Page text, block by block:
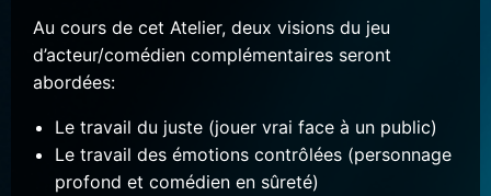
Au cours de cet Atelier, deux visions du jeu
d’acteur/comédien complémentaires seront
abordées:
Le travail du juste (jouer vrai face à un public)
Le travail des émotions contrôlées (personnage
profond et comédien en sûreté)